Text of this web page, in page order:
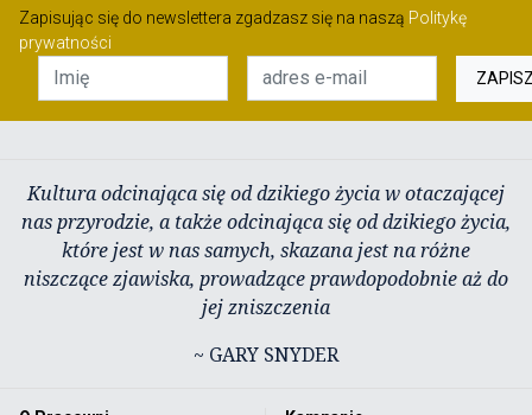
Zapisując się do newslettera zgadzasz się na naszą Politykę
prywatności
Kultura odcinająca się od dzikiego życia w otaczającej
nas przyrodzie, a także odcinająca się od dzikiego życia,
które jest w nas samych, skazana jest na różne
niszczące zjawiska, prowadzące prawdopodobnie aż do
jej zniszczenia
~ GARY SNYDER